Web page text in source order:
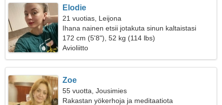
Elodie
21 vuotias, Leijona
Ihana nainen etsii jotakuta sinun kaltaistasi
172 cm (5'8"), 52 kg (114 lbs)
Avioliitto
Zoe
55 vuotta, Jousimies
Rakastan yökerhoja ja meditaatiota